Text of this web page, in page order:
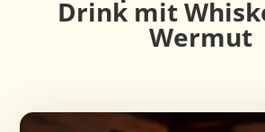
Drink mit
Wermut